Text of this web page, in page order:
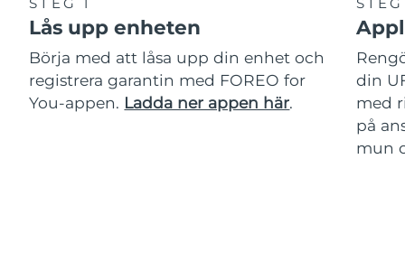
Lås upp enheten
Börja med att låsa upp din enhet och
registrera garantin med FOREO for
You-appen. Ladda ner appen här.
din
med
på
mun